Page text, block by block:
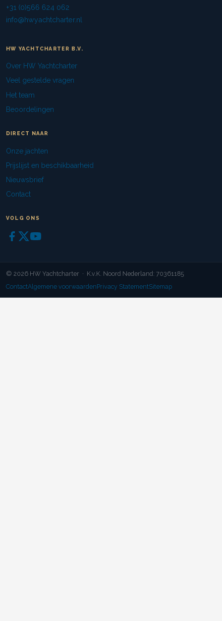
+31 (0)566 624 062
info@hwyachtcharter.nl
HW YACHTCHARTER B.V.
Over HW Yachtcharter
Veel gestelde vragen
Het team
Beoordelingen
DIRECT NAAR
Onze jachten
Prijslijst en beschikbaarheid
Nieuwsbrief
Contact
VOLG ONS
© 2026 HW Yachtcharter · K.v.K. Noord Nederland: 70361185
ContactAlgemene voorwaardenPrivacy StatementSitemap